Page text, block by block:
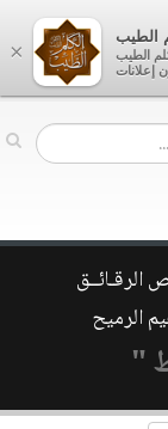
الرميح
"
×
الطيب
الطيب
إعلانات